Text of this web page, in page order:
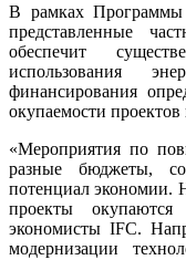
В рамках Программы
представленные
обеспечит
использования
финансирования
окупаемости проектов
«Мероприятия по
разные бюджеты,
потенциал экономии.
проекты
экономисты IFC.
модернизации